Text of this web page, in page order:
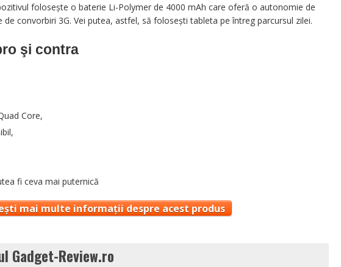
folosește o baterie Li-Polymer de 4000 mAh care oferă o autonomie de
de convorbiri 3G. Vei putea, astfel, să folosești tableta pe întreg parcursul zilei.
şi contra
Core,
fi ceva mai puternică
mai multe informații despre acest produs
Gadget-Review.ro